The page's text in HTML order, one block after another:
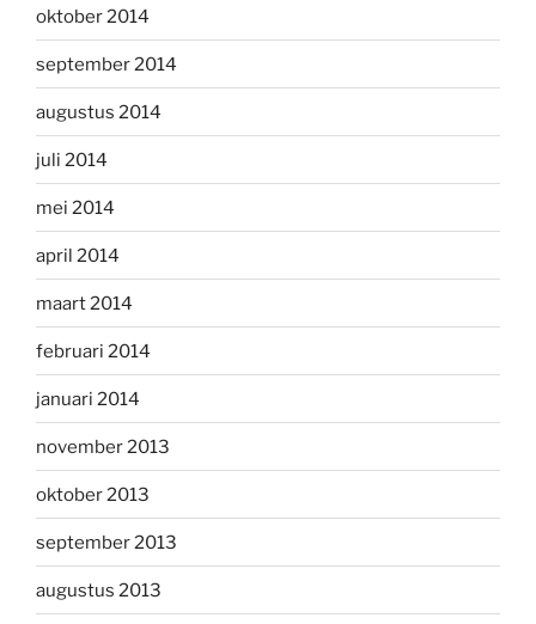
oktober 2014
september 2014
augustus 2014
juli 2014
mei 2014
april 2014
maart 2014
februari 2014
januari 2014
november 2013
oktober 2013
september 2013
augustus 2013